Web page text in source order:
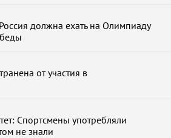
должна ехать на Олимпиаду
от участия в
Спортсмены употребляли
не знали